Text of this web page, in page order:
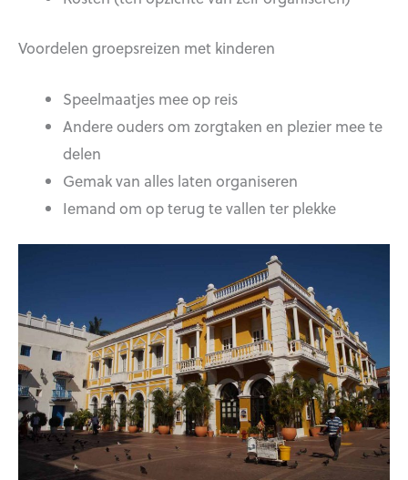
Voordelen groepsreizen met kinderen
Speelmaatjes mee op reis
Andere ouders om zorgtaken en plezier mee te
delen
Gemak van alles laten organiseren
Iemand om op terug te vallen ter plekke